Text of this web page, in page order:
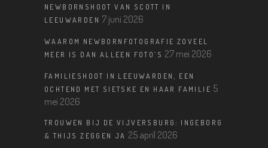
NEWBORNSHOOT VAN SCOTT IN
LEEUWARDEN 7 juni 2026
WAAROM NEWBORNFOTOGRAFIE ZOVEEL
MEER IS DAN ALLEEN FOTO’S 27 mei 2026
FAMILIESHOOT IN LEEUWARDEN, EEN
OCHTEND MET SIETSKE EN HAAR FAMILIE 5
mei 2026
TROUWEN BIJ DE VIJVERSBURG: INGEBORG
& THIJS ZEGGEN JA 25 april 2026